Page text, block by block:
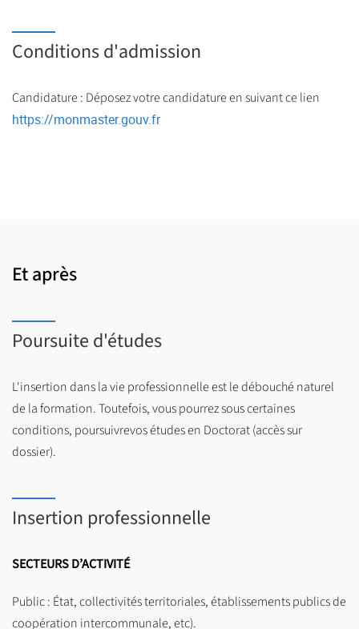
Conditions d'admission
Candidature : Déposez votre candidature en suivant ce lien
https://monmaster.gouv.fr
Et après
Poursuite d'études
L'insertion dans la vie professionnelle est le débouché naturel
de la formation. Toutefois, vous pourrez sous certaines
conditions, poursuivrevos études en Doctorat (accès sur
dossier).
Insertion professionnelle
SECTEURS D’ACTIVITÉ
Public : État, collectivités territoriales, établissements publics de
coopération intercommunale, etc).